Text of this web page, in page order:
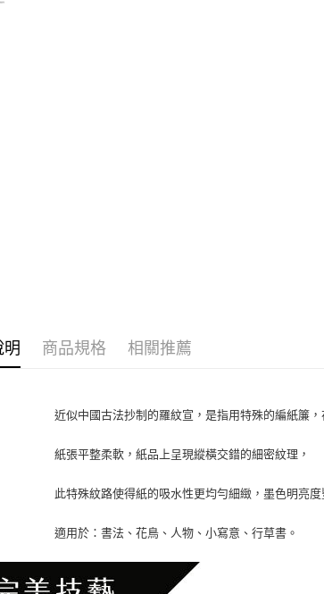
明 商品規格 相關推薦
近似中國古法抄制的羅紋宣，是指用特殊的編紙簾
紙張平整柔軟，紙品上呈現縱橫交錯的細密紋理，
此特殊紋路使得紙的吸水性更均勻細緻，墨色明亮
適用於：書法、花鳥、人物、小寫意、行草書。